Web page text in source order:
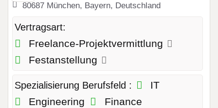
80687 München, Bayern, Deutschland
Vertragsart:
Freelance-Projektvermittlung
Festanstellung
Spezialisierung Berufsfeld :
IT
Engineering
Finance